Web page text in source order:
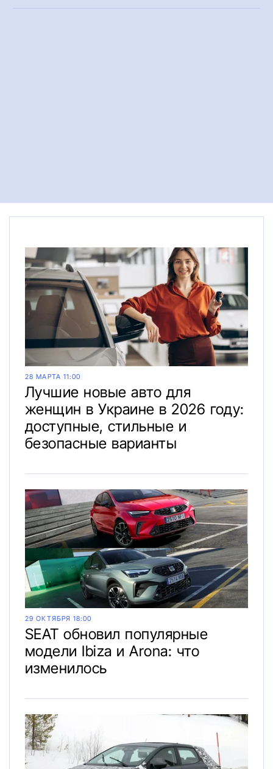
28 МАРТА 11:00
Лучшие новые авто для
женщин в Украине в 2026 году:
доступные, стильные и
безопасные варианты
29 ОКТЯБРЯ 18:00
SEAT обновил популярные
модели Ibiza и Arona: что
изменилось